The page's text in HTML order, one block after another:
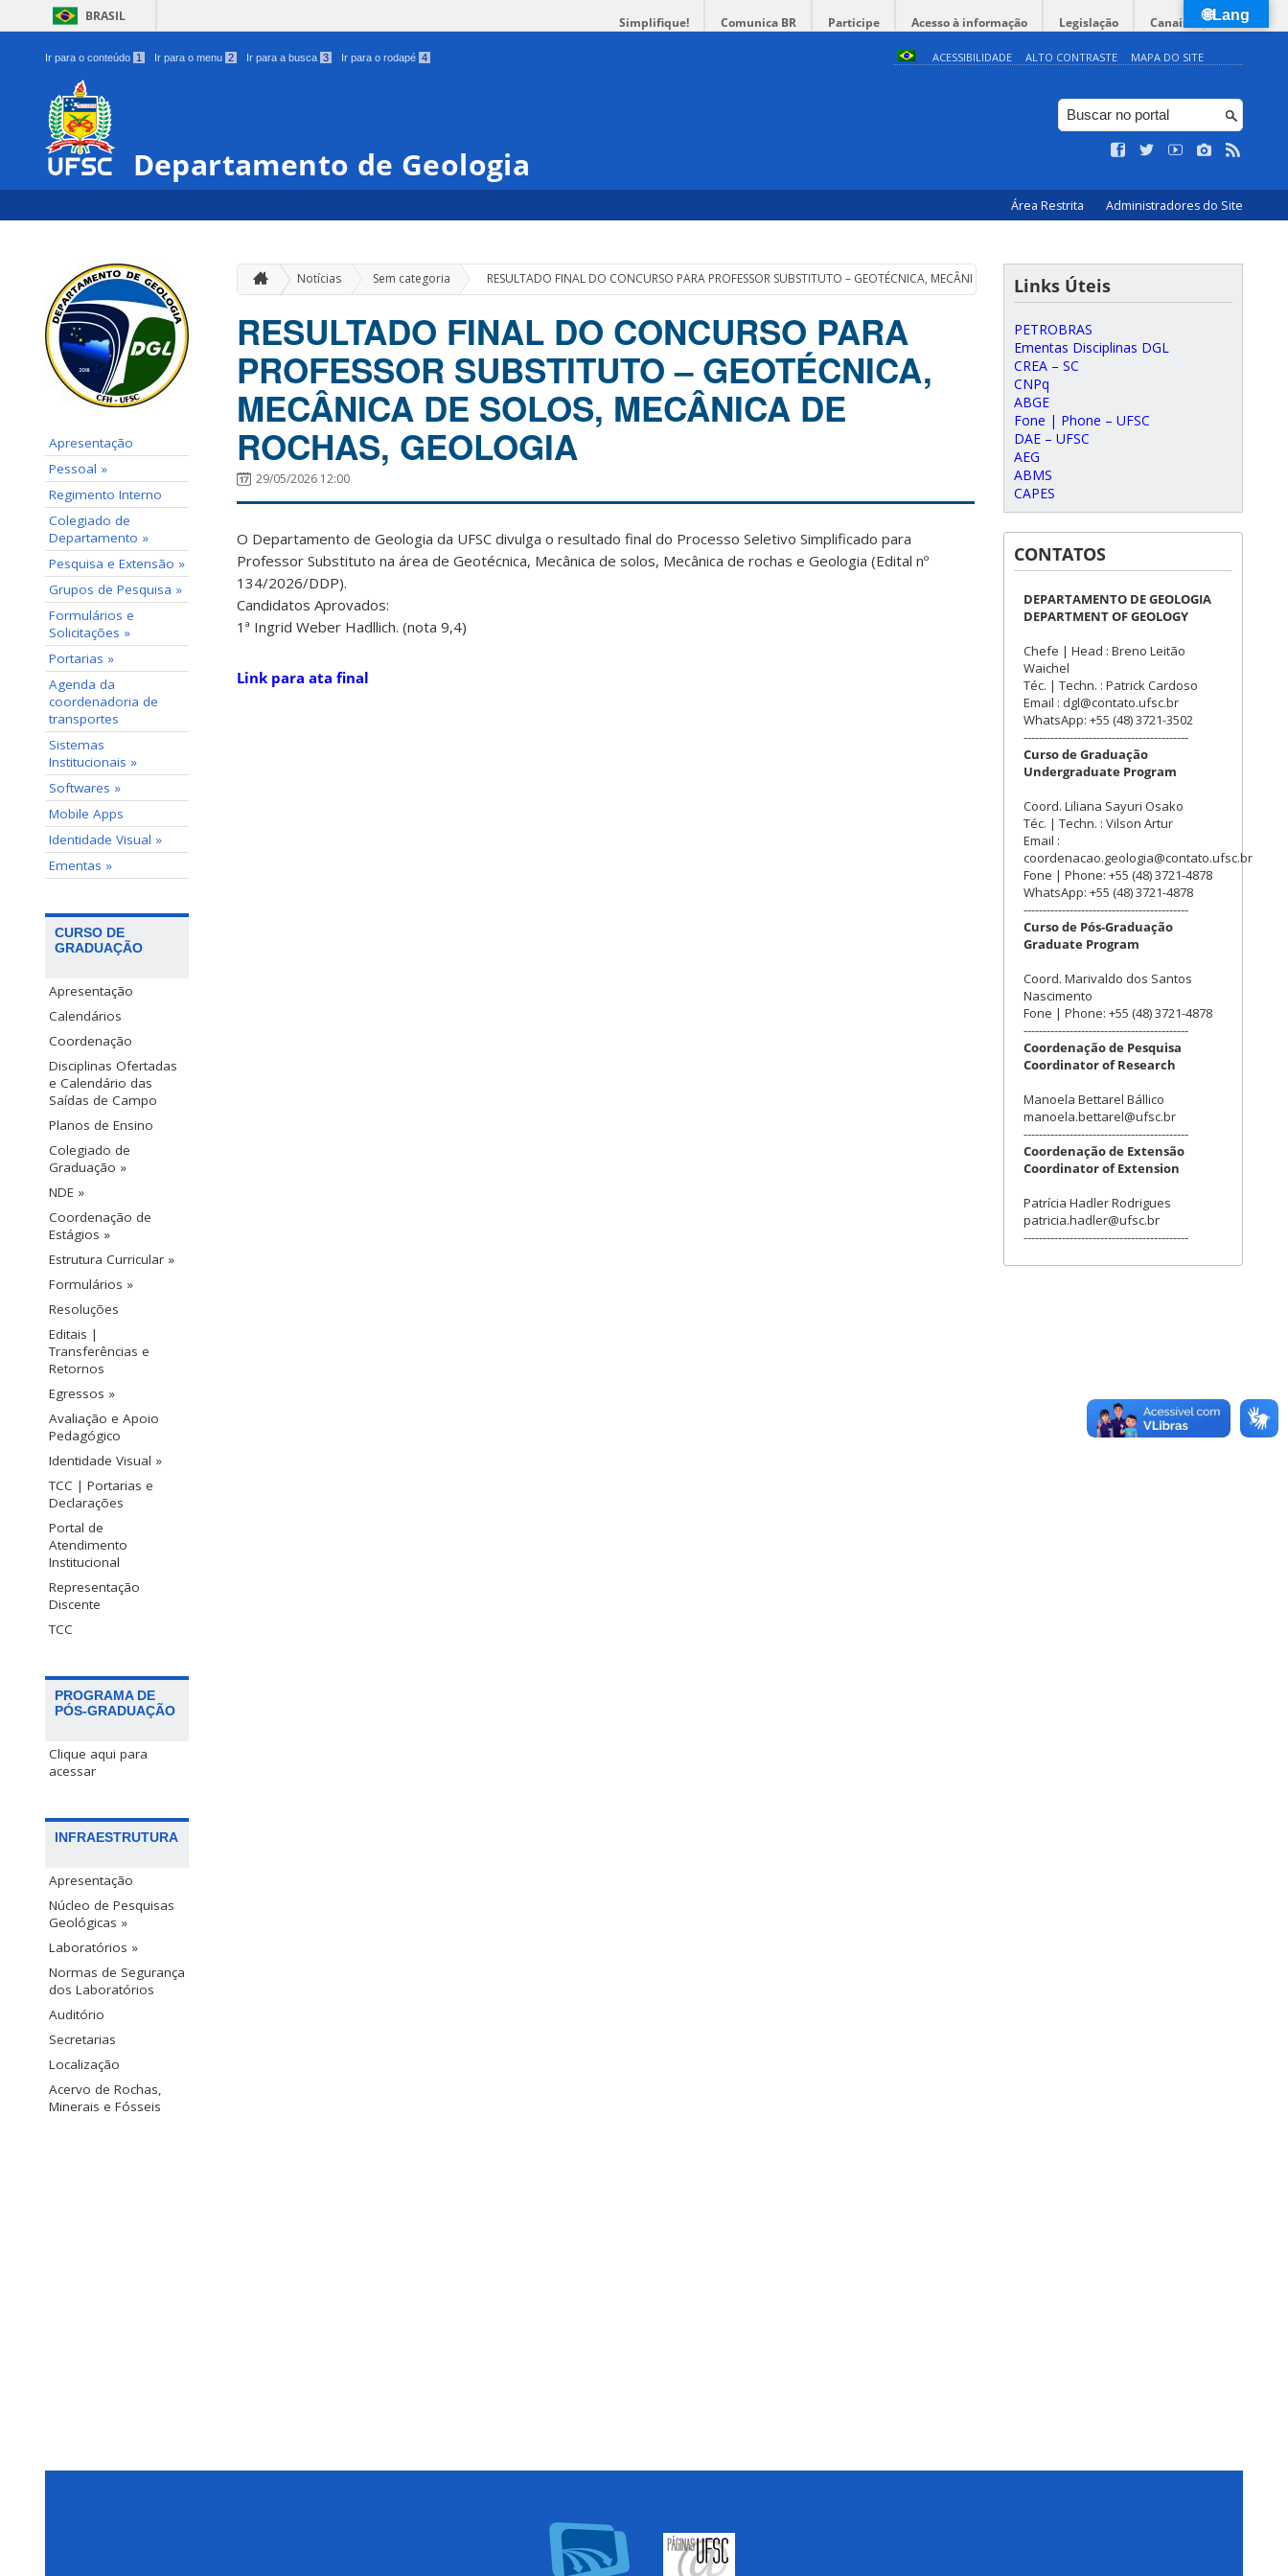
BRASIL Simplifique! Comunica BR Participe Acesso à informação Legislação Canais
Ir para o conteúdo 1 Ir para o menu 2 Ir para a busca 3 Ir para o rodapé 4 ACESSIBILIDADE ALTO CONTRASTE MAPA DO SITE
Departamento de Geologia
Área Restrita Administradores do Site
Apresentação
Pessoal »
Regimento Interno
Colegiado de
Departamento »
Pesquisa e Extensão »
Grupos de Pesquisa »
Formulários e
Solicitações »
Portarias »
Agenda da
coordenadoria de
transportes
Sistemas
Institucionais »
Softwares »
Mobile Apps
Identidade Visual »
Ementas »
CURSO DE
GRADUAÇÃO
Apresentação
Calendários
Coordenação
Disciplinas Ofertadas
e Calendário das
Saídas de Campo
Planos de Ensino
Colegiado de
Graduação »
NDE »
Coordenação de
Estágios »
Estrutura Curricular »
Formulários »
Resoluções
Editais |
Transferências e
Retornos
Egressos »
Avaliação e Apoio
Pedagógico
Identidade Visual »
TCC | Portarias e
Declarações
Portal de
Atendimento
Institucional
Representação
Discente
TCC
PROGRAMA DE
PÓS-GRADUAÇÃO
Clique aqui para
acessar
INFRAESTRUTURA
Apresentação
Núcleo de Pesquisas
Geológicas »
Laboratórios »
Normas de Segurança
dos Laboratórios
Auditório
Secretarias
Localização
Acervo de Rochas,
Minerais e Fósseis
Notícias Sem categoria » RESULTADO FINAL DO CONCURSO PARA PROFESSOR SUBSTITUTO – GEOTÉCNICA, MECÂNICA DE SOLOS, MECÂNICA DE ROCHAS, GEOLOGIA
RESULTADO FINAL DO CONCURSO PARA
PROFESSOR SUBSTITUTO – GEOTÉCNICA,
MECÂNICA DE SOLOS, MECÂNICA DE
ROCHAS, GEOLOGIA
29/05/2026 12:00
O Departamento de Geologia da UFSC divulga o resultado final do Processo Seletivo Simplificado para
Professor Substituto na área de Geotécnica, Mecânica de solos, Mecânica de rochas e Geologia (Edital nº
134/2026/DDP).
Candidatos Aprovados:
1ª Ingrid Weber Hadllich. (nota 9,4)
Link para ata final
Links Úteis
PETROBRAS
Ementas Disciplinas DGL
CREA – SC
CNPq
ABGE
Fone | Phone – UFSC
DAE – UFSC
AEG
ABMS
CAPES
CONTATOS
DEPARTAMENTO DE GEOLOGIA
DEPARTMENT OF GEOLOGY
Chefe | Head : Breno Leitão
Waichel
Téc. | Techn. : Patrick Cardoso
Email : dgl@contato.ufsc.br
WhatsApp: +55 (48) 3721-3502
-------------------------------------------
Curso de Graduação
Undergraduate Program
Coord. Liliana Sayuri Osako
Téc. | Techn. : Vilson Artur
Email :
coordenacao.geologia@contato.ufsc.br
Fone | Phone: +55 (48) 3721-4878
WhatsApp: +55 (48) 3721-4878
-------------------------------------------
Curso de Pós-Graduação
Graduate Program
Coord. Marivaldo dos Santos
Nascimento
Fone | Phone: +55 (48) 3721-4878
-------------------------------------------
Coordenação de Pesquisa
Coordinator of Research
Manoela Bettarel Bállico
manoela.bettarel@ufsc.br
-------------------------------------------
Coordenação de Extensão
Coordinator of Extension
Patrícia Hadler Rodrigues
patricia.hadler@ufsc.br
-------------------------------------------
🌐Lang